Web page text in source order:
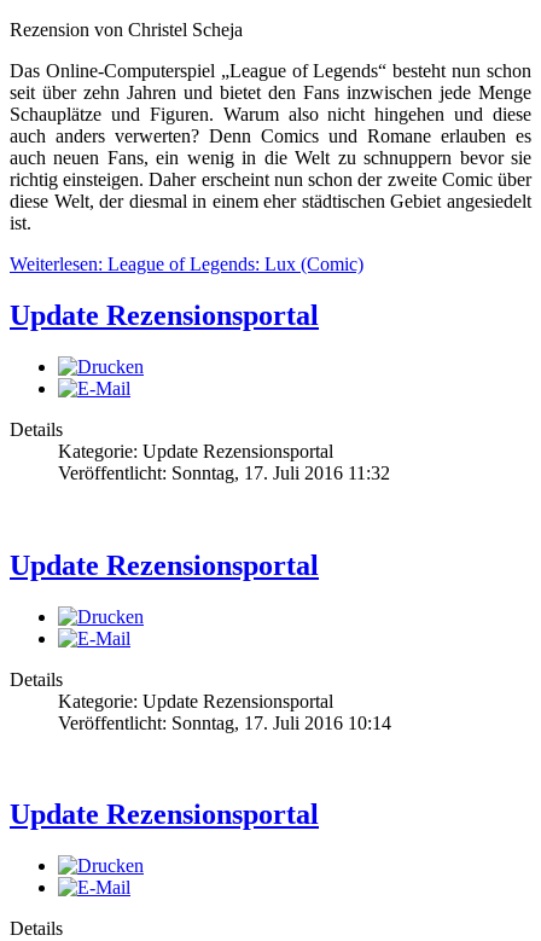
Rezension von Christel Scheja
Das Online-Computerspiel „League of Legends“ besteht nun schon
seit über zehn Jahren und bietet den Fans inzwischen jede Menge
Schauplätze und Figuren. Warum also nicht hingehen und diese
auch anders verwerten? Denn Comics und Romane erlauben es
auch neuen Fans, ein wenig in die Welt zu schnuppern bevor sie
richtig einsteigen. Daher erscheint nun schon der zweite Comic über
diese Welt, der diesmal in einem eher städtischen Gebiet angesiedelt
ist.
Weiterlesen: League of Legends: Lux (Comic)
Update Rezensionsportal
Details
Kategorie: Update Rezensionsportal
Veröffentlicht: Sonntag, 17. Juli 2016 11:32
Update Rezensionsportal
Details
Kategorie: Update Rezensionsportal
Veröffentlicht: Sonntag, 17. Juli 2016 10:14
Update Rezensionsportal
Details